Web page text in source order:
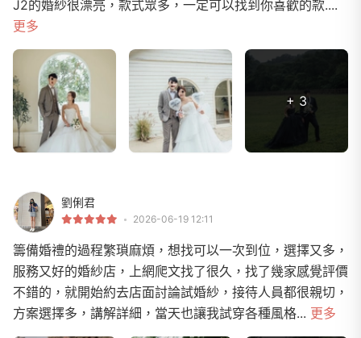
J2的婚紗很漂亮，款式眾多，一定可以找到你喜歡的款....
更多
+ 3
劉俐君
2026-06-19 12:11
籌備婚禮的過程繁瑣麻煩，想找可以一次到位，選擇又多，
服務又好的婚紗店，上網爬文找了很久，找了幾家感覺評價
不錯的，就開始約去店面討論試婚紗，接待人員都很親切，
方案選擇多，講解詳細，當天也讓我試穿各種風格... 更多